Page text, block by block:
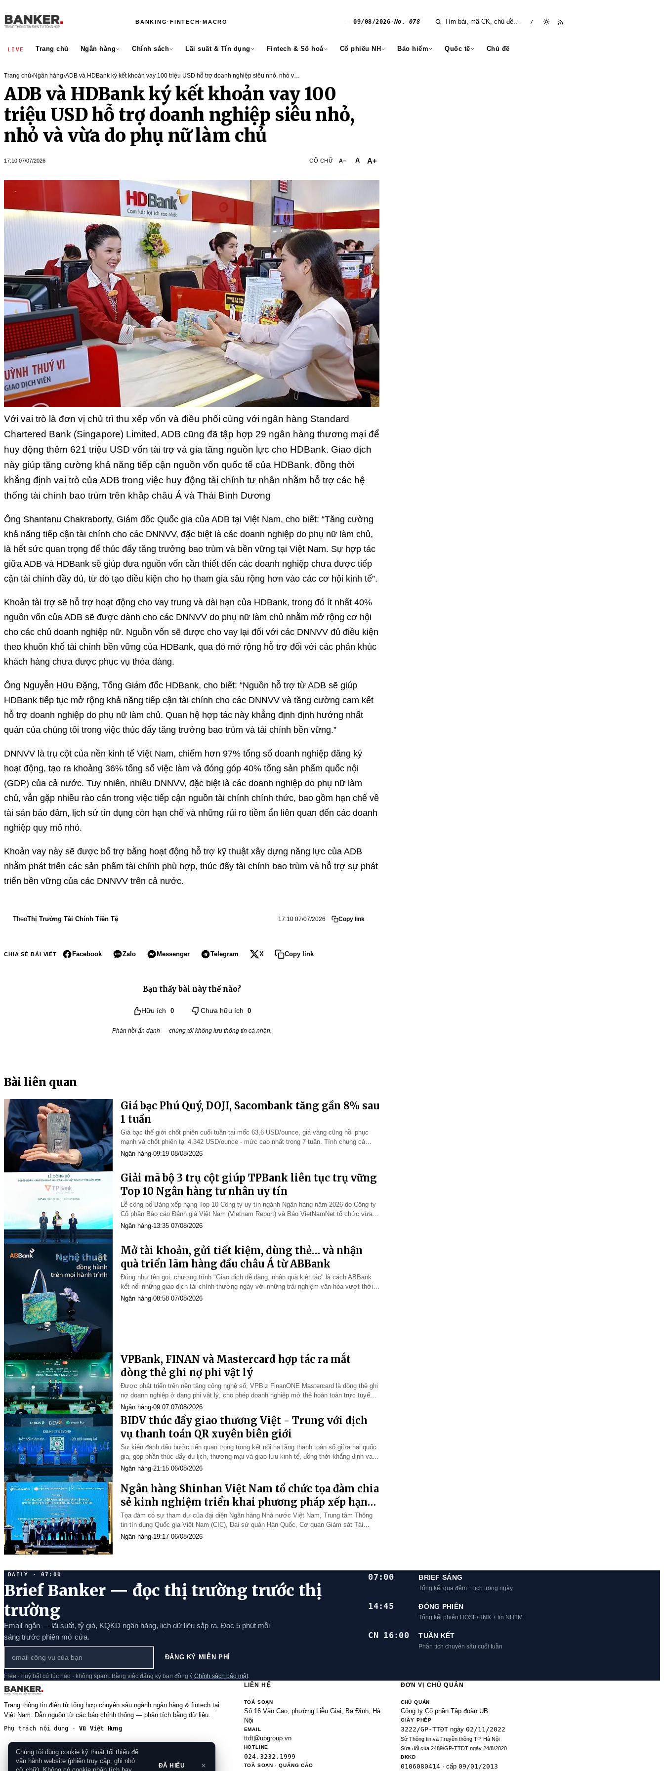
BANKING·FINTECH·MACRO 09/08/2026· No. 078 /
LIVE Trang chủ Ngân hàng Chính sách Lãi suất & Tín dụng Fintech & Số hoá Cổ phiếu NH Bảo hiểm Quốc tế Chủ đề
Trang chủ›Ngân hàng›ADB và HDBank ký kết khoản vay 100 triệu USD hỗ trợ doanh nghiệp siêu nhỏ, nhỏ và
ADB và HDBank ký kết khoản vay 100
triệu USD hỗ trợ doanh nghiệp siêu nhỏ,
nhỏ và vừa do phụ nữ làm chủ
17:10 07/07/2026 CỠ CHỮ A− A A+
Với vai trò là đơn vị chủ trì thu xếp vốn và điều phối cùng với ngân hàng Standard
Chartered Bank (Singapore) Limited, ADB cũng đã tập hợp 29 ngân hàng thương mại để
huy động thêm 621 triệu USD vốn tài trợ và gia tăng nguồn lực cho HDBank. Giao dịch
này giúp tăng cường khả năng tiếp cận nguồn vốn quốc tế của HDBank, đồng thời
khẳng định vai trò của ADB trong việc huy động tài chính tư nhân nhằm hỗ trợ các hệ
thống tài chính bao trùm trên khắp châu Á và Thái Bình Dương
Ông Shantanu Chakraborty, Giám đốc Quốc gia của ADB tại Việt Nam, cho biết: “Tăng cường
khả năng tiếp cận tài chính cho các DNNVV, đặc biệt là các doanh nghiệp do phụ nữ làm chủ,
là hết sức quan trọng để thúc đẩy tăng trưởng bao trùm và bền vững tại Việt Nam. Sự hợp tác
giữa ADB và HDBank sẽ giúp đưa nguồn vốn cần thiết đến các doanh nghiệp chưa được tiếp
cận tài chính đầy đủ, từ đó tạo điều kiện cho họ tham gia sâu rộng hơn vào các cơ hội kinh tế”.
Khoản tài trợ sẽ hỗ trợ hoạt động cho vay trung và dài hạn của HDBank, trong đó ít nhất 40%
nguồn vốn của ADB sẽ được dành cho các DNNVV do phụ nữ làm chủ nhằm mở rộng cơ hội
cho các chủ doanh nghiệp nữ. Nguồn vốn sẽ được cho vay lại đối với các DNNVV đủ điều kiện
theo khuôn khổ tài chính bền vững của HDBank, qua đó mở rộng hỗ trợ đối với các phân khúc
khách hàng chưa được phục vụ thỏa đáng.
Ông Nguyễn Hữu Đặng, Tổng Giám đốc HDBank, cho biết: “Nguồn hỗ trợ từ ADB sẽ giúp
HDBank tiếp tục mở rộng khả năng tiếp cận tài chính cho các DNNVV và tăng cường cam kết
hỗ trợ doanh nghiệp do phụ nữ làm chủ. Quan hệ hợp tác này khẳng định định hướng nhất
quán của chúng tôi trong việc thúc đẩy tăng trưởng bao trùm và tài chính bền vững.”
DNNVV là trụ cột của nền kinh tế Việt Nam, chiếm hơn 97% tổng số doanh nghiệp đăng ký
hoạt động, tạo ra khoảng 36% tổng số việc làm và đóng góp 40% tổng sản phẩm quốc nội
(GDP) của cả nước. Tuy nhiên, nhiều DNNVV, đặc biệt là các doanh nghiệp do phụ nữ làm
chủ, vẫn gặp nhiều rào cản trong việc tiếp cận nguồn tài chính chính thức, bao gồm hạn chế về
tài sản bảo đảm, lịch sử tín dụng còn hạn chế và những rủi ro tiềm ẩn liên quan đến các doanh
nghiệp quy mô nhỏ.
Khoản vay này sẽ được bổ trợ bằng hoạt động hỗ trợ kỹ thuật xây dựng năng lực của ADB
nhằm phát triển các sản phẩm tài chính phù hợp, thúc đẩy tài chính bao trùm và hỗ trợ sự phát
triển bền vững của các DNNVV trên cả nước.
TheoThị Trường Tài Chính Tiền Tệ 17:10 07/07/2026 Copy link
CHIA SẺ BÀI VIẾT Facebook Zalo Messenger Telegram X Copy link
Bạn thấy bài này thế nào?
Hữu ích 0 Chưa hữu ích 0
Phản hồi ẩn danh — chúng tôi không lưu thông tin cá nhân.
Bài liên quan
Giá bạc Phú Quý, DOJI, Sacombank tăng gần 8% sau
1 tuần
Giá bạc thế giới chốt phiên cuối tuần tại mốc 63,6 USD/ounce, giá vàng cũng hồi phục
mạnh và chốt phiên tại 4.342 USD/ounce - mức cao nhất trong 7 tuần. Tính chung cả
tuần, vàng, bạc tăng từ 7-8%. Giá vàng, giá bạc tăng…
Ngân hàng·09:19 08/08/2026
Cổ phần Báo cáo Đánh giá Việt Nam (Vietnam Report) và Báo VietNamNet tổ chức vừa
chính thức diễn ra chiều qua tại Hà Nội. Vượt qua hệ th…
Ngân hàng·13:35 07/08/2026
Mở tài khoản, gửi tiết kiệm, dùng thẻ… và nhận
quà triển lãm hàng đầu châu Á từ ABBank
Đúng như tên gọi, chương trình "Giao dịch dễ dàng, nhận quà kiệt tác" là cách ABBank
kết nối những giao dịch tài chính thường ngày với những trải nghiệm văn hóa vượt thời
gian dành cho khách hàng.
Ngân hàng·08:58 07/08/2026
VPBank, FINAN và Mastercard hợp tác ra mắt
dòng thẻ ghi nợ phi vật lý
Được phát triển trên nền tảng công nghệ số, VPBiz FinanONE Mastercard là dòng thẻ ghi
nợ doanh nghiệp ở dạng phi vật lý, cho phép doanh nghiệp mở thẻ hoàn toàn trực tuyến
và sử dụng ngay sau khi kích hoạt. Sản phẩm hướng…
Ngân hàng·09:07 07/08/2026
BIDV thúc đẩy giao thương Việt - Trung với dịch
vụ thanh toán QR xuyên biên giới
Sự kiện đánh dấu bước tiến quan trọng trong kết nối hạ tầng thanh toán số giữa hai quốc
gia, góp phần thúc đẩy du lịch, thương mại và giao lưu kinh tế, đồng thời khẳng định vai
trò tiên phong của BIDV trong phát triển hệ…
Ngân hàng·21:15 06/08/2026
Ngân hàng Shinhan Việt Nam tổ chức tọa đàm chia
sẻ kinh nghiệm triển khai phương pháp xếp hạng
nội bộ IRB
Tọa đàm có sự tham dự của đại diện Ngân hàng Nhà nước Việt Nam, Trung tâm Thông
tin tín dụng Quốc gia Việt Nam (CIC), Đại sứ quán Hàn Quốc, Cơ quan Giám sát Tài
chính Hàn Quốc cùng các tổ chức tư vấn và chuyên gia trong…
Ngân hàng·19:17 06/08/2026
DAILY · 07:00
Brief Banker — đọc thị trường trước thị
trường
Email ngắn — lãi suất, tỷ giá, KQKD ngân hàng, lịch dữ liệu sắp ra. Đọc 5 phút mỗi
sáng trước phiên mở cửa.
ĐĂNG KÝ MIỄN PHÍ
Free · huỷ bất cứ lúc nào · không spam. Bằng việc đăng ký bạn đồng ý Chính sách bảo mật
07:00 BRIEF SÁNG
Tổng kết qua đêm + lịch trong ngày
14:45 ĐÓNG PHIÊN
Tổng kết phiên HOSE/HNX + tin NHTM
CN 16:00 TUẦN KẾT
Phân tích chuyên sâu cuối tuần
Trang thông tin điện tử tổng hợp chuyên sâu ngành ngân hàng & fintech tại
Việt Nam. Dẫn nguồn từ các báo chính thống — phân tích bằng dữ liệu.
Phụ trách nội dung ·Vũ Việt Hưng
LIÊN HỆ
TOÀ SOẠN
Số 16 Văn Cao, phường Liễu Giai, Ba Đình, Hà
Nội
EMAIL
ttdt@ubgroup.vn
HOTLINE
024.3232.1999
TOÀ SOẠN · QUẢNG CÁO
ĐƠN VỊ CHỦ QUẢN
CHỦ QUẢN
Công ty Cổ phần Tập đoàn UB
GIẤY PHÉP
3222/GP-TTĐTngày 02/11/2022
Sở Thông tin và Truyền thông TP. Hà Nội
Sửa đổi của 2489/GP-TTĐT ngày 24/8/2020
ĐKKD
0106080414· cấp 09/01/2013
Chúng tôi dùng cookie kỹ thuật tối thiểu để
vận hành website (phiên truy cập, ghi nhớ
ĐÃ HIỂU